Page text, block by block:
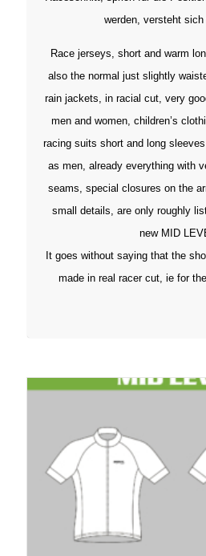
werden, versteht
Race jerseys, short and warm
also the normal just slightly
rain jackets, in racial cut, very
men and women, children’s
racing suits short and long
as men, already everything with
seams, special closures on the
small details, are only roughly
new MID
It goes without saying that the
made in real racer cut, ie for